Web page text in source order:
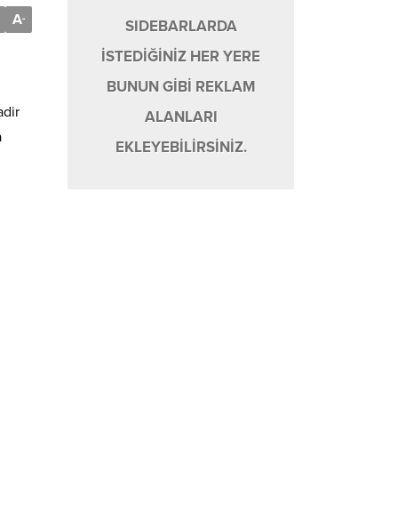
A-
SIDEBARLARDA
İSTEDİĞİNİZ HER YERE
BUNUN GİBİ REKLAM
ALANLARI
EKLEYEBİLİRSİNİZ.